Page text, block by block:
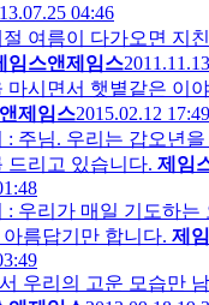
04:46
여름이 다가오면 지
임스앤제임스
마시면서 햇볕같은 이
제임스2015.02.12 17:49
: 주님. 우리는 갑오년
드리고 있습니다. 제임
: 우리가 매일 기도하는
름답기만 합니다. 제
우리의 고운 모습만